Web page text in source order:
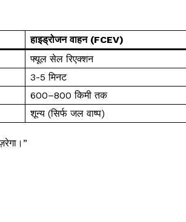
हाइड्रोजन वाहन (FCEV)
फ्यूल सेल रिएक्शन
3-5 मिनट
600–800 किमी तक
शून्य (सिर्फ जल वाष्प)